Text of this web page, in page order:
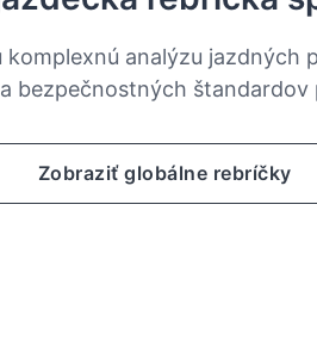
komplexnú analýzu jazdných
bezpečnostných štandardov
Zobraziť globálne rebríčky